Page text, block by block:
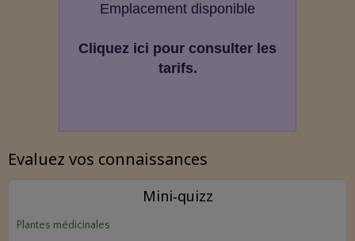
Emplacement disponible
Cliquez ici pour consulter les
tarifs.
Evaluez vos connaissances
Mini‑quizz
Plantes médicinales